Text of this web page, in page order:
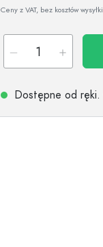
Ceny z VAT, bez kosztów wysyłki
Dostępne od ręki.